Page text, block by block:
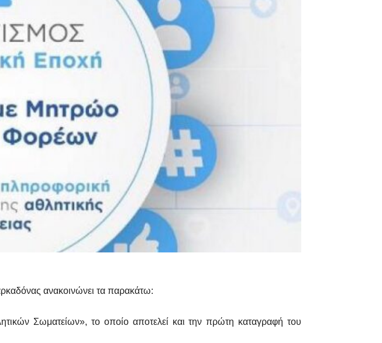
ανακοινώνει τα παρακάτω:
Σωματείων», το οποίο αποτελεί και την πρώτη καταγραφή του